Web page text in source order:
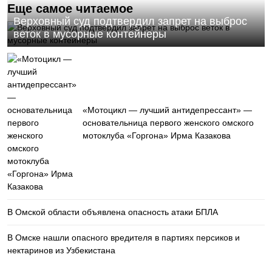
Еще самое читаемое
Верховный суд подтвердил запрет на выброс
веток в мусорные контейнеры
«Мотоцикл — лучший антидепрессант» —
основательница первого женского омского
мотоклуба «Горгона» Ирма Казакова
В Омской области объявлена опасность атаки БПЛА
В Омске нашли опасного вредителя в партиях персиков и
нектаринов из Узбекистана